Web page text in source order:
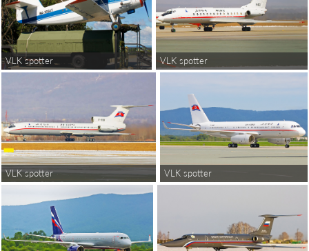
VLK spotter VLK spotter
VLK spotter VLK spotter